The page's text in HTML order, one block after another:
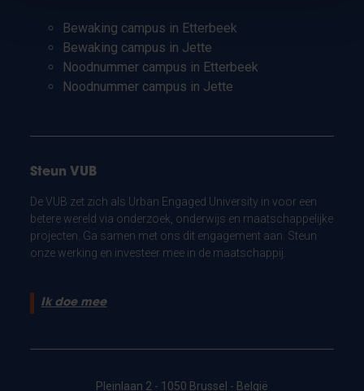
Bewaking campus in Etterbeek
Bewaking campus in Jette
Noodnummer campus in Etterbeek
Noodnummer campus in Jette
Steun VUB
De VUB zet zich als Urban Engaged University in voor een
betere wereld via onderzoek, onderwijs en maatschappelijke
projecten. Ga samen met ons dit engagement aan. Steun
onze werking en investeer mee in de maatschappij.
Ik doe mee
Pleinlaan 2 - 1050 Brussel - België